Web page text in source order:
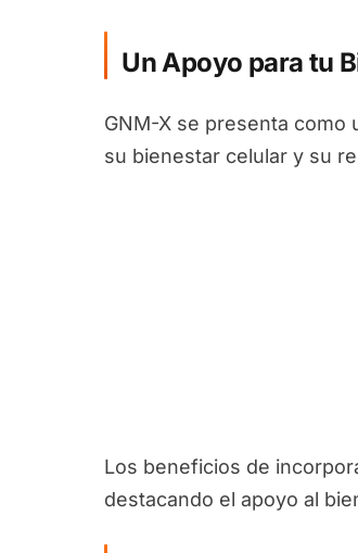
Un Apoyo para tu
GNM-X se presenta como
su bienestar celular y su
Los beneficios de
destacando el apoyo al